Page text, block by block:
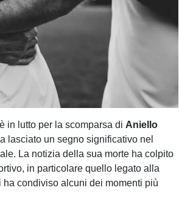
in lutto per la scomparsa di Aniello
lasciato un segno significativo nel
La notizia della sua morte ha colpito
in particolare quello legato alla
ha condiviso alcuni dei momenti più